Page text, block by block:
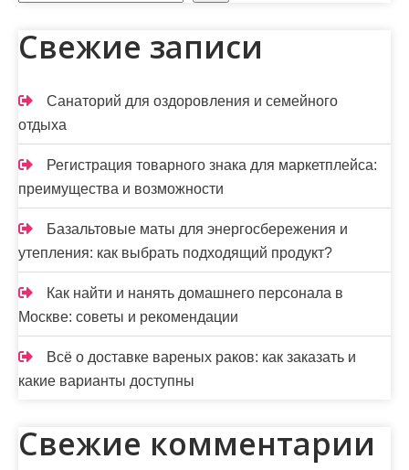
Свежие записи
Санаторий для оздоровления и семейного
отдыха
Регистрация товарного знака для маркетплейса:
преимущества и возможности
Базальтовые маты для энергосбережения и
утепления: как выбрать подходящий продукт?
Как найти и нанять домашнего персонала в
Москве: советы и рекомендации
Всё о доставке вареных раков: как заказать и
какие варианты доступны
Свежие комментарии